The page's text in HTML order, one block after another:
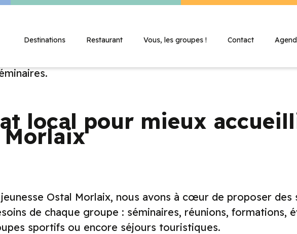
Destinations Restaurant Vous, les groupes ! Contact
local pour mieux
Morlaix
jeunesse Ostal Morlaix, nous avons à cœur de proposer des
de chaque groupe : séminaires, réunions, formations,
sportifs ou encore séjours touristiques.